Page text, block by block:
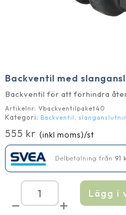
Backventil med
Backventil för att förhindra
Artikelnr: Vbackventilpaket40
Kategori: Backventil,
555 kr (inkl moms)/st
Delbetalning från 91
Backventil
med
slanganslutning
Lägg i